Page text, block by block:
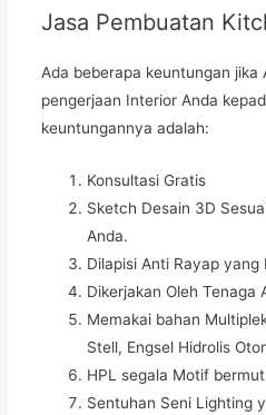
Jasa Pembuatan
Ada beberapa keuntungan jika
pengerjaan Interior Anda
keuntungannya adalah:
Konsultasi Gratis
Sketch Desain 3D
Anda.
Dilapisi Anti Rayap
Dikerjakan Oleh Tenaga
Memakai bahan
Stell, Engsel Hidrolis
HPL segala Motif
Sentuhan Seni Lighting